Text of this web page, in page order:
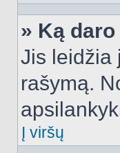
» Ką
Jis leidžia
rašymą.
Į viršų